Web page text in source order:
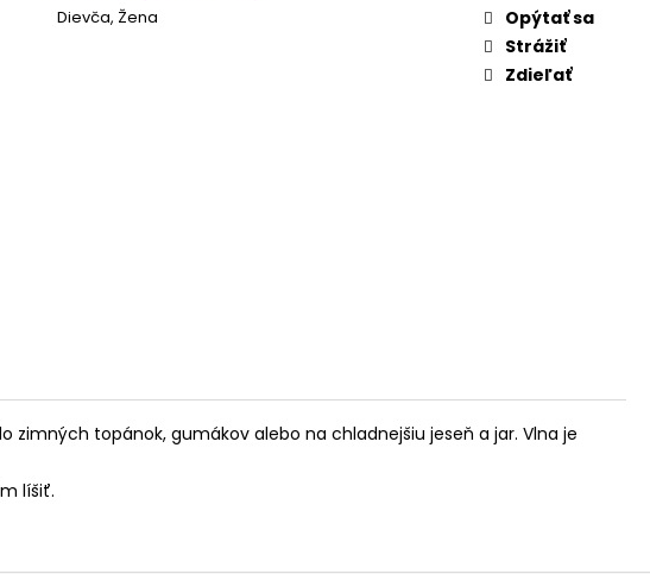
Dievča, Žena
Opýtať sa
Strážiť
Zdieľať
topánok, gumákov alebo na chladnejšiu jeseň a jar. Vlna je
líšiť.